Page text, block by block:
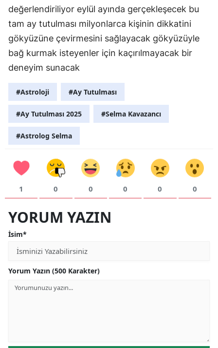
değerlendiriliyor eylül ayında gerçekleşecek bu
tam ay tutulması milyonlarca kişinin dikkatini
gökyüzüne çevirmesini sağlayacak gökyüzüyle
bağ kurmak isteyenler için kaçırılmayacak bir
deneyim sunacak
#Astroloji #Ay Tutulması
#Ay Tutulması 2025 #Selma Kavazancı
#Astrolog Selma
1 0 0 0 0 0
YORUM YAZIN
İsim*
Yorum Yazın (500 Karakter)